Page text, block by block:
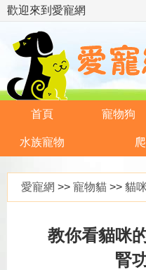
歡迎來到愛寵網
首頁 寵物狗
水族寵物
愛寵網 >> 寵物貓 >> 貓
教你看貓咪
腎